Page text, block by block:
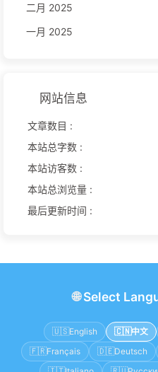
二月 2025
一月 2025
网站信息
文章数目 :
本站总字数 :
本站访客数 :
本站总浏览量 :
最后更新时间 :
🌐Select
🇺🇸English 🇨🇳 中文
🇫🇷Français 🇩🇪Deutsch